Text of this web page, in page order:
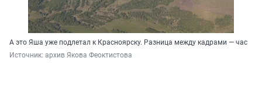
А это Яша уже подлетал к Красноярску. Разница между кадрами — час
Источник: архив Якова Феоктистова